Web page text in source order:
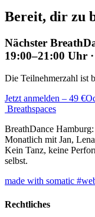
Bereit, dir zu
Nächster
19:00–21:00 Uhr
Die Teilnehmerzahl ist
Jetzt anmelden – 49 €
Breathspaces
BreathDance
Monatlich mit Jan,
Kein Tanz, keine
selbst.
made with somatic
Rechtliches